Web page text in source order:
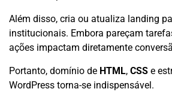
Além disso, cria ou atualiza landing
institucionais. Embora pareçam
ações impactam diretamente
Portanto, domínio de HTML, CSS e
WordPress torna-se indispensável.